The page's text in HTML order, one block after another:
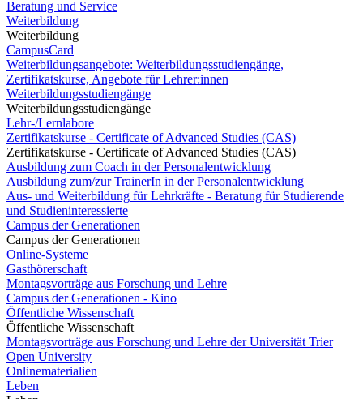
Beratung und Service
Weiterbildung
Weiterbildung
CampusCard
Weiterbildungsangebote: Weiterbildungsstudiengänge,
Zertifikatskurse, Angebote für Lehrer:innen
Weiterbildungsstudiengänge
Weiterbildungsstudiengänge
Lehr-/Lernlabore
Zertifikatskurse - Certificate of Advanced Studies (CAS)
Zertifikatskurse - Certificate of Advanced Studies (CAS)
Ausbildung zum Coach in der Personalentwicklung
Ausbildung zum/zur TrainerIn in der Personalentwicklung
Aus- und Weiterbildung für Lehrkräfte - Beratung für Studierende
und Studieninteressierte
Campus der Generationen
Campus der Generationen
Online-Systeme
Gasthörerschaft
Montagsvorträge aus Forschung und Lehre
Campus der Generationen - Kino
Öffentliche Wissenschaft
Öffentliche Wissenschaft
Montagsvorträge aus Forschung und Lehre der Universität Trier
Open University
Onlinematerialien
Leben